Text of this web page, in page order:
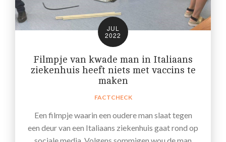
JUL
2022
Filmpje van kwade man in Italiaans
ziekenhuis heeft niets met vaccins te
maken
FACTCHECK
Een filmpje waarin een oudere man slaat tegen
een deur van een Italiaans ziekenhuis gaat rond op